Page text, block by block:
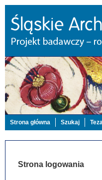
Strona główna Szukaj
Strona logowania